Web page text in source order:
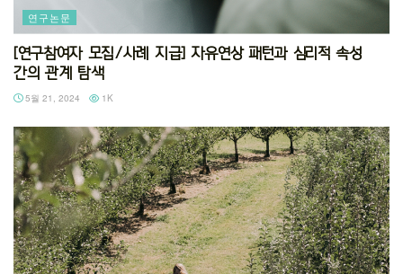
연구논문
[연구참여자 모집/사례 지급] 자유연상 패턴과 심리적 속성
간의 관계 탐색
5월 21, 2024 1K